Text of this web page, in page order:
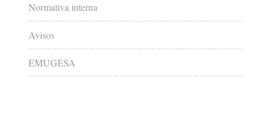
Normativa interna
Avisos
EMUGESA